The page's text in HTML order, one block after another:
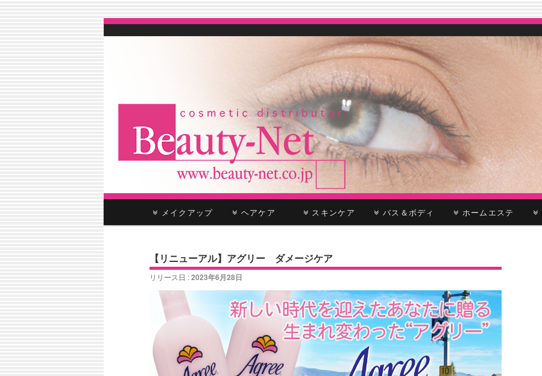
cosmetic distributor
メ
ン
コ
サ
コ
ン
メイクアップ ヘアケア スキンケア バス＆ボディ ホームエステ
【リニューアル】アグリー ダメージケア
リリース日 :2023年6月28日